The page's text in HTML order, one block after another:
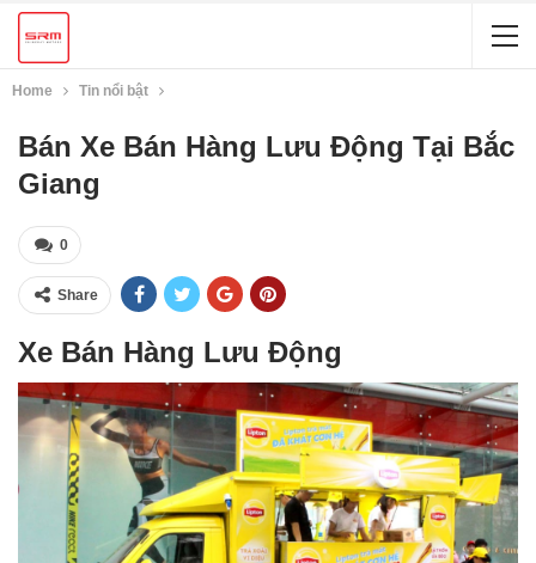
Home Tin nổi bật
Bán Xe Bán Hàng Lưu Động Tại Bắc
Giang
0
Share
Xe Bán Hàng Lưu Động